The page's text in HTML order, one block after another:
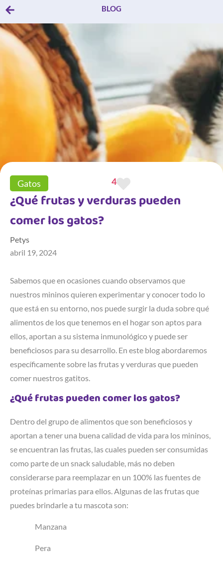
BLOG
Gatos 4
¿Qué frutas y verduras pueden
comer los gatos?
Petys
abril 19, 2024
Sabemos que en ocasiones cuando observamos que
nuestros mininos quieren experimentar y conocer todo lo
que está en su entorno, nos puede surgir la duda sobre qué
alimentos de los que tenemos en el hogar son aptos para
ellos, aportan a su sistema inmunológico y puede ser
beneficiosos para su desarrollo. En este blog abordaremos
específicamente sobre las frutas y verduras que pueden
comer nuestros gatitos.
¿Qué frutas pueden comer los gatos?
Dentro del grupo de alimentos que son beneficiosos y
aportan a tener una buena calidad de vida para los mininos,
se encuentran las frutas, las cuales pueden ser consumidas
como parte de un snack saludable, más no deben
considerarse para reemplazar en un 100% las fuentes de
proteínas primarias para ellos. Algunas de las frutas que
puedes brindarle a tu mascota son:
Manzana
Pera